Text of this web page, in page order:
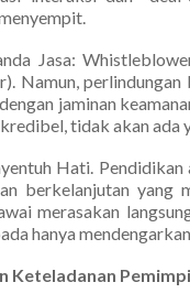
Jasa:
Namun,
jaminan
tidak akan
Hati.
berkelanjutan yang
merasakan
hanya
Keteladanan